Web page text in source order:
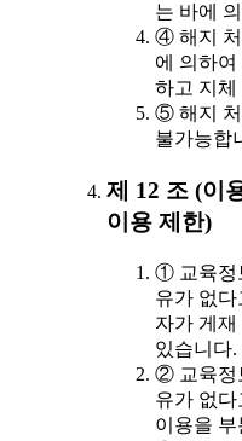
는 바에
④ 해지 처
에 의하여
하고 지체
⑤ 해지 처
불가능합
제 12 조 (이
이용 제한)
① 교육정
유가 없
자가 게
있습니다.
② 교육정
유가 없
이용을